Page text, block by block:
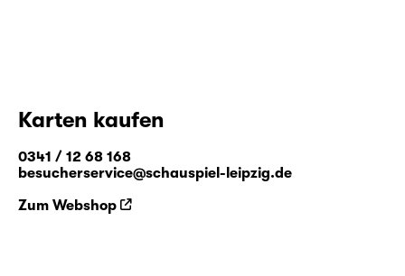
Karten kaufen
0341 / 12 68 168
besucherservice@schauspiel-leipzig.de
Zum Webshop